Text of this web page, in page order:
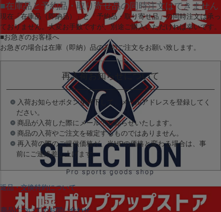
■在庫品と予約品・取り寄せ品の同時注文はできません
現在 「在庫品（即納品）」と 「予約品・取り寄せ品」の同時注文は承っ
ておりません。大変お手数ですが、別途ご購入いただければ幸いです。
■お急ぎのお客様へ
お急ぎの場合は在庫（即納）品のみのご注文をお願い致します。
再入荷お知らせについて
入荷お知らせボタンを押下して、メールアドレスを登録してく
ださい。
商品が入荷した際にメールでお知らせいたします。
商品の入荷やご注文を確定するものではありません。
再入荷の際のご提供価格が、当HPの価格と変わる場合は、事
前にご連絡差し上げます。
返品・交換特約について
商品についてのお問い合わせ